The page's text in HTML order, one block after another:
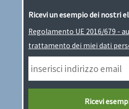
Ricevi un esempio dei nostri
Regolamento UE 2016/679 -
trattamento dei miei dati